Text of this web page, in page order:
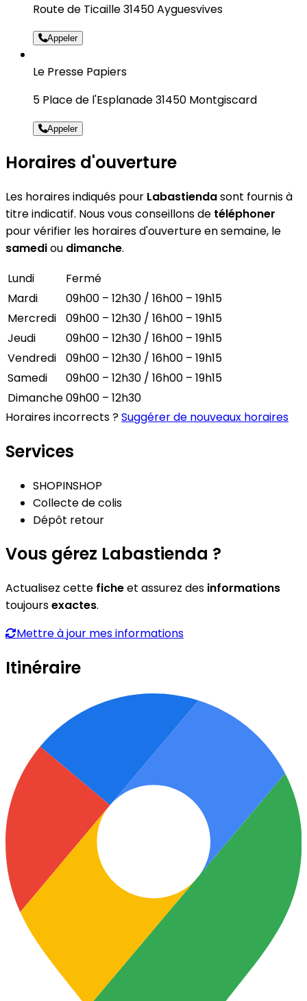
Route de Ticaille 31450 Ayguesvives
Appeler
Le Presse Papiers
5 Place de l'Esplanade 31450 Montgiscard
Appeler
Horaires d'ouverture
Les horaires indiqués pour Labastiendasont fournis à
titre indicatif. Nous vous conseillons de téléphoner
pour vérifier les horaires d'ouverture en semaine, le
samediou dimanche.
Lundi
Fermé
Mardi
09h00 – 12h30 / 16h00 – 19h15
Mercredi
09h00 – 12h30 / 16h00 – 19h15
Jeudi
09h00 – 12h30 / 16h00 – 19h15
Vendredi
09h00 – 12h30 / 16h00 – 19h15
Samedi
09h00 – 12h30 / 16h00 – 19h15
Dimanche09h00 – 12h30
Horaires incorrects ?Suggérer de nouveaux horaires
Services
SHOPINSHOP
Collecte de colis
Dépôt retour
Vous gérez Labastienda ?
Actualisez cette ficheet assurez des informations
toujoursexactes.
Mettre à jour mes informations
Itinéraire